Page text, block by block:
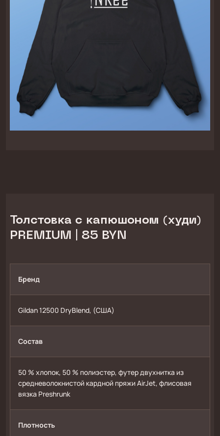
Толстовка с капюшоном (худи)
PREMIUM | 85 BYN
Бренд
Gildan 12500 DryBlend, (США)
Состав
50 % хлопок, 50 % полиэстер, футер двухнитка из
средневолокнистой кардной пряжи AirJet, флисовая
вязка Preshrunk
Плотность